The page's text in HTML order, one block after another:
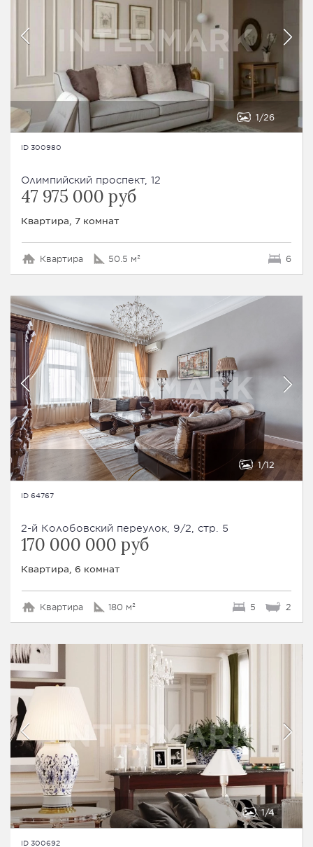
1 26
ID 300980
Олимпийский проспект, 12
47 975 000 руб
Квартира, 7 комнат
Квартира 50.5 м² 6
1 12
ID 64767
2-й Колобовский переулок, 9/2, стр. 5
170 000 000 руб
Квартира, 6 комнат
Квартира 180 м² 5 2
1 4
ID 300692